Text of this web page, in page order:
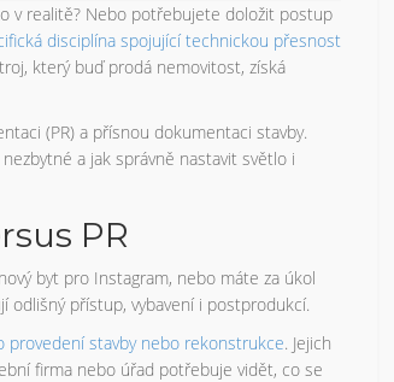
v realitě? Nebo potřebujete doložit postup
disciplína spojující technickou přesnost
který buď prodá nemovitost, získá
(PR) a přísnou dokumentaci stavby.
a jak správně nastavit světlo i
PR
byt pro Instagram, nebo máte za úkol
odlišný přístup, vybavení i postprodukcí.
provedení stavby nebo rekonstrukce. Jejich
firma nebo úřad potřebuje vidět, co se